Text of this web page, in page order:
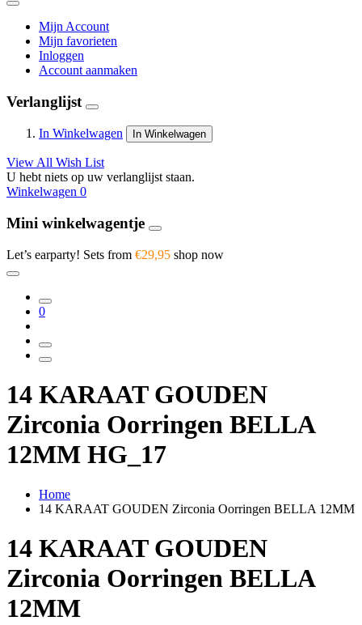
Mijn Account
Mijn favorieten
Inloggen
Account aanmaken
Verlanglijst
In Winkelwagen In Winkelwagen
View All Wish List
U hebt niets op uw verlanglijst staan.
Winkelwagen 0
Mini winkelwagentje
Let’s earparty! Sets from €29,95 shop now
0
14 KARAAT GOUDEN
Zirconia Oorringen BELLA
12MM HG_17
Home
14 KARAAT GOUDEN Zirconia Oorringen BELLA 12MM
14 KARAAT GOUDEN
Zirconia Oorringen BELLA
12MM